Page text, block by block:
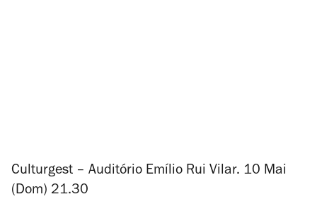
Culturgest – Auditório Emílio Rui Vilar. 10 Mai
(Dom) 21.30